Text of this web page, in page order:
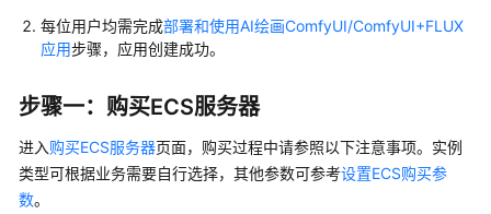
用
户
南
最
佳
每位用户均需完成部署和使用AI绘画ComfyUI/ComfyUI+FLUX
应用步骤，应用创建成功。
步骤一：购买ECS服务器
进入购买ECS服务器页面，购买过程中请参照以下注意事项。实例
类型可根据业务需要自行选择，其他参数可参考设置ECS购买参
数。